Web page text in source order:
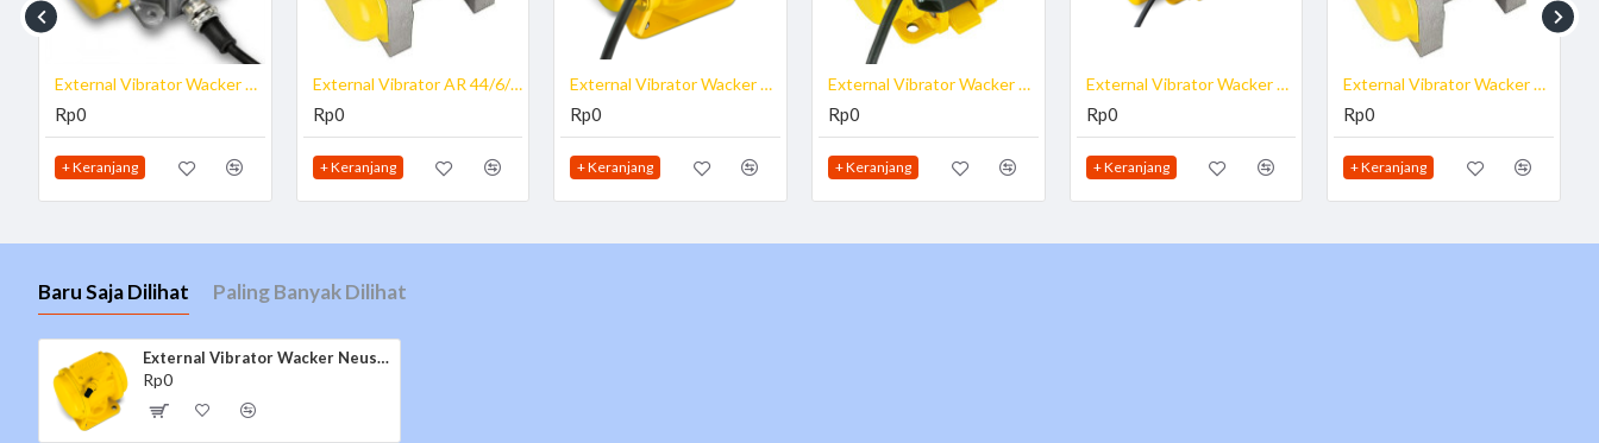
Note :
External Vibrator adalah Alat Konstruksi yang biasa digunakan untuk di aplikasikan pada pekerjaan proyek pengecoran, dll. External Vibrator carakerjanya adalah Prinsip getaran alat ini sama dengan tipe Internal Vibrator,
yang membedakan hanya cara aplikasi penggunaan, dimana untuk tipe eksternal ditempatkan pada sisi bidang yang dicor, bukan dicelup
External Vibrator Wacker Neuson AR 36/3/400
Rp0
+ Keranjang
External Vibrator AR 44/6/042
Rp0
+ Keranjang
External Vibrator Wacker Neuson AR 51/6/042
Rp0
+ Keranjang
External Vibrator Wacker Neuson AR 52/6/042
Rp0
+ Keranjang
External Vibrator Wacker Neuson AR 54/12/042
Rp0
+ Keranjang
External Vibrator Wacker Neuson AR 75/9/042
Rp0
+ Keranjang
Baru Saja Dilihat Paling Banyak Dilihat
External Vibrator Wacker Neuson AR 41/6/042
Rp0